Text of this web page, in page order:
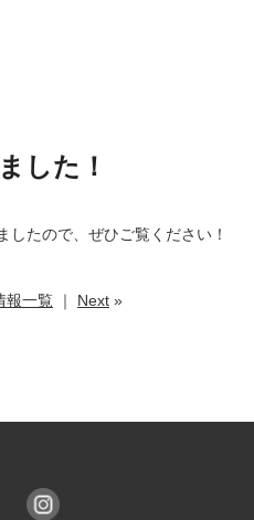
した！
たので、ぜひご覧ください！
報一覧 ｜ Next »